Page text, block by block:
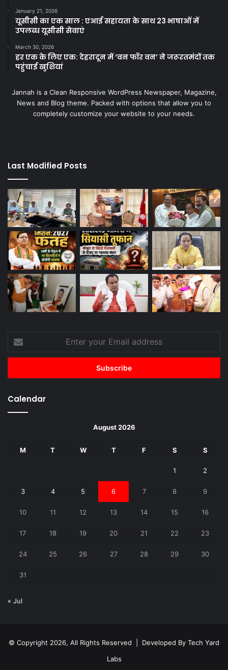
January 21, 2026
यूसीसी का एक साल : एआई सहायता के साथ 23 भाषाओं में
उपलब्ध यूसीसी सेवाएं
March 30, 2026
हर एक के लिए एक: देहरादून में ‘वन फॉर वन’ ने जरूरतमंदों तक
पहुंचाई खुशियां
Jannah is a Clean Responsive WordPress Newspaper, Magazine,
News and Blog theme. Packed with options that allow you to
completely customize your website to your needs.
Last Modified Posts
Enter
your
Email
Calendar
August 2026
M T W T F S S
1 2
3 4 5 6 7 8 9
10 11 12 13 14 15 16
17 18 19 20 21 22 23
24 25 26 27 28 29 30
31
« Jul
© Copyright 2026, All Rights Reserved | Developed By Tech Yard
Labs